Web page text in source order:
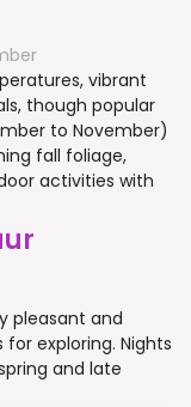
vibrant
though popular
to November)
fall foliage,
activities with
pleasant and
exploring. Nights
and late